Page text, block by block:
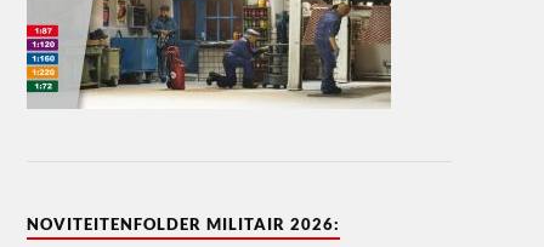
NOVITEITENFOLDER MILITAIR 2026: